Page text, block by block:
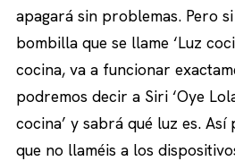
apagará sin problemas. Pero
bombilla que se llame ‘Luz
cocina, va a funcionar
podremos decir a Siri ‘Oye
cocina’ y sabrá qué luz es.
que no llaméis a los